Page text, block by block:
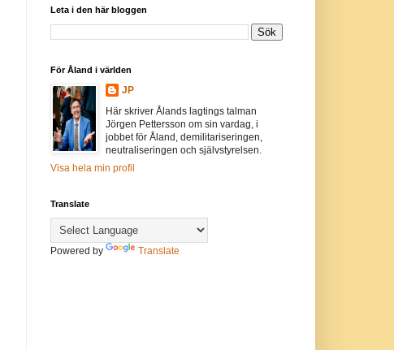
Leta i den här bloggen
För Åland i världen
JP
Här skriver Ålands lagtings talman
Jörgen Pettersson om sin vardag, i
jobbet för Åland, demilitariseringen,
neutraliseringen och självstyrelsen.
Visa hela min profil
Translate
Powered by Translate